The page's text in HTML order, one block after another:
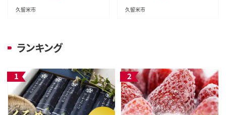
久留米市 久留米市
ランキング